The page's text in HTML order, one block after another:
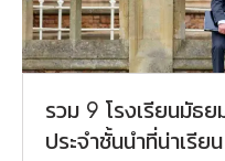
รวม 9 โรงเรียนมัธ
ประจำชั้นนำที่น่าเรียน